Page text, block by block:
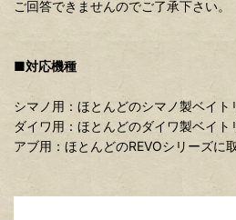
ご回答できませんのでご了承下さい。
■対応機種
シマノ用：ほとんどのシマノ製ベイト
ダイワ用：ほとんどのダイワ製ベイト
アブ用：ほとんどのREVOシリーズに